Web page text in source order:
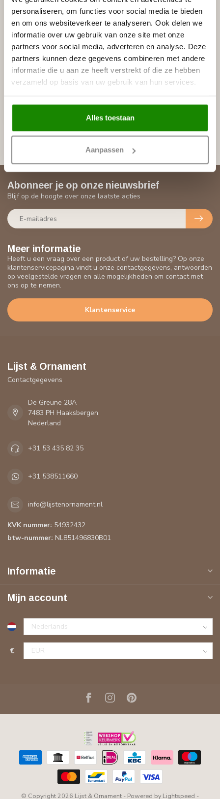
personaliseren, om functies voor social media te bieden
en om ons websiteverkeer te analyseren. Ook delen we
informatie over uw gebruik van onze site met onze
partners voor social media, adverteren en analyse. Deze
partners kunnen deze gegevens combineren met andere
informatie die u aan ze heeft verstrekt of die ze hebben
verzameld op basis van uw gebruik van hun services.
Alles toestaan
Aanpassen
GRAND DECOR
Grand Decor Fronton D481 (125
x 19,5 х 3,5 cm), polyurethaan
Op voorraad
€27,92
GRAND DECOR
GRAND DECOR
x 9,5 х 4 cm), polyurethaan
Op voorraad
Recent bekeken
Ornament A612 (296 ×
klantenservicepagina vindt u onze contactgegevens, antwoorden
ons op te nemen.
Abonneer je op onze nieuwsbrief
Lijst & Ornament
Contactgegevens
7483 PH Haaksbergen
Nederland
+31 538511660
info@lijstenornament.nl
KVK nummer:54932432
NL851496830B01